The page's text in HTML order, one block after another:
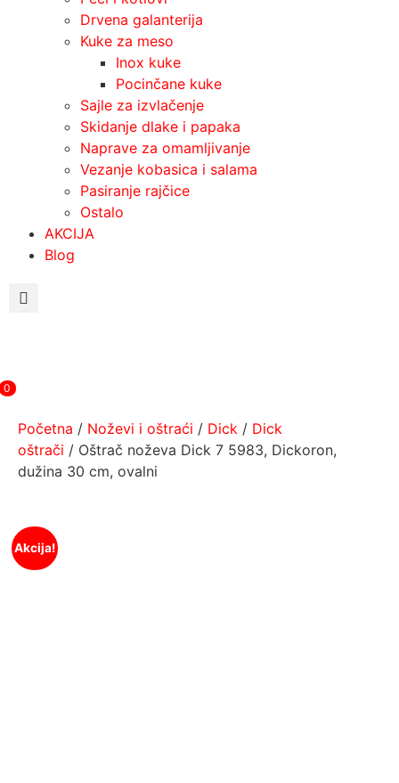
Drvena galanterija
Kuke za meso
Inox kuke
Pocinčane kuke
Sajle za izvlačenje
Skidanje dlake i papaka
Naprave za omamljivanje
Vezanje kobasica i salama
Pasiranje rajčice
Ostalo
AKCIJA
Blog
0
Početna / Noževi i oštraći / Dick / Dick
oštrači / Oštrač noževa Dick 7 5983, Dickoron,
dužina 30 cm, ovalni
Akcija!